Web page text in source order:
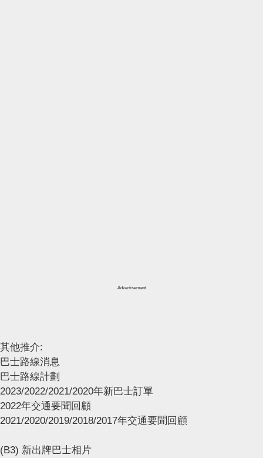
Advertisement
其他推介:
巴士路線消息
巴士路線計劃
2023/2022/2021/2020年新巴士訂單
2022年交通要聞回顧
2021/2020/2019/2018/2017年交通要聞回顧
(B3) 新出牌巴士相片